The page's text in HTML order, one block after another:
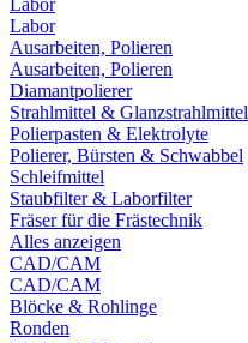
Labor
Labor
Ausarbeiten, Polieren
Ausarbeiten, Polieren
Diamantpolierer
Strahlmittel & Glanzstrahlmittel
Polierpasten & Elektrolyte
Polierer, Bürsten & Schwabbel
Schleifmittel
Staubfilter & Laborfilter
Fräser für die Frästechnik
Alles anzeigen
CAD/CAM
CAD/CAM
Blöcke & Rohlinge
Ronden